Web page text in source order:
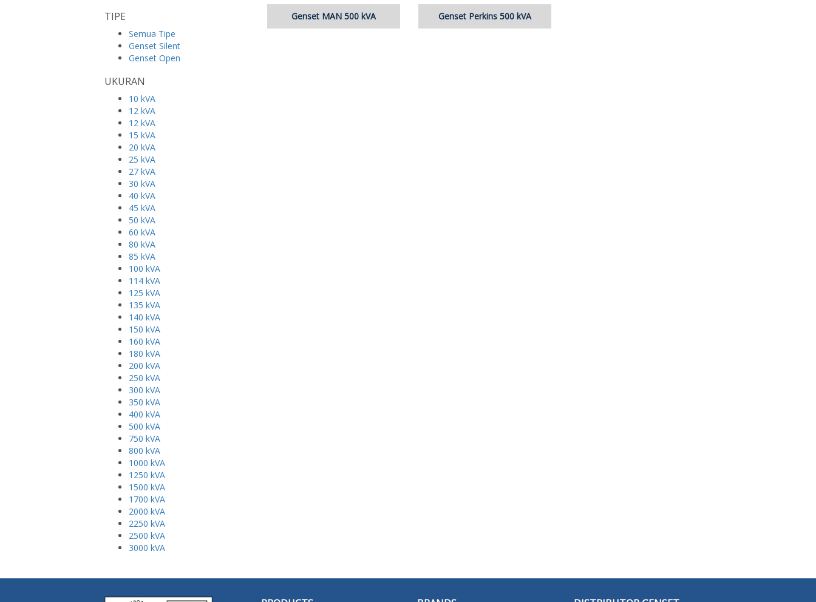
Genset MAN 500 kVA Genset Perkins 500 kVA
TIPE
Semua Tipe
Genset Silent
Genset Open
UKURAN
10 kVA
12 kVA
12 kVA
15 kVA
20 kVA
25 kVA
27 kVA
30 kVA
40 kVA
45 kVA
50 kVA
60 kVA
80 kVA
85 kVA
100 kVA
114 kVA
125 kVA
135 kVA
140 kVA
150 kVA
160 kVA
180 kVA
200 kVA
250 kVA
300 kVA
350 kVA
400 kVA
500 kVA
750 kVA
800 kVA
1000 kVA
1250 kVA
1500 kVA
1700 kVA
2000 kVA
2250 kVA
2500 kVA
3000 kVA